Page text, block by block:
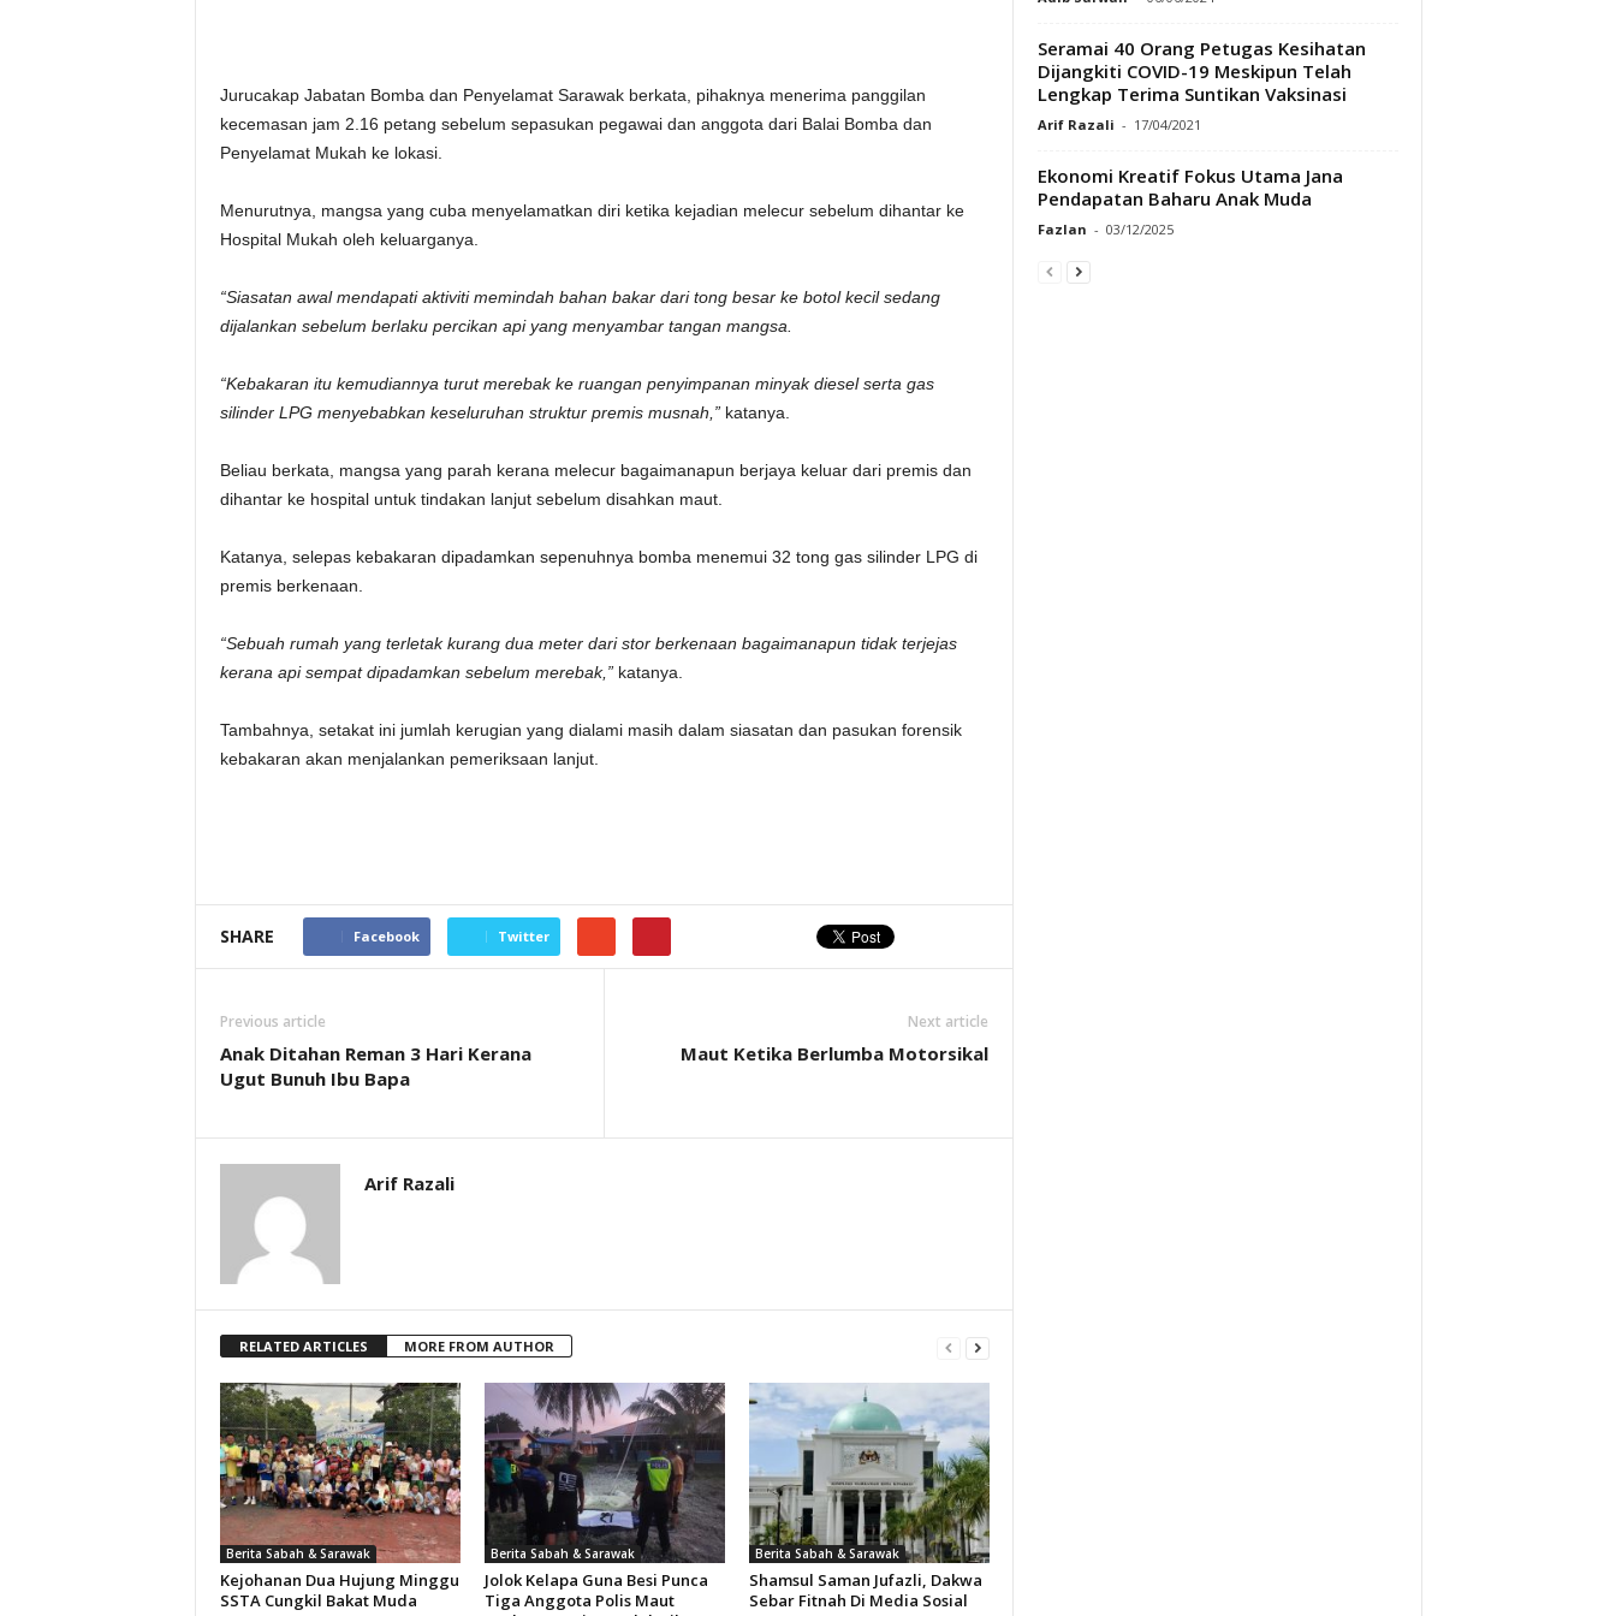
Jurucakap Jabatan Bomba dan Penyelamat Sarawak berkata, pihaknya menerima panggilan
kecemasan jam 2.16 petang sebelum sepasukan pegawai dan anggota dari Balai Bomba dan
Penyelamat Mukah ke lokasi.
Menurutnya, mangsa yang cuba menyelamatkan diri ketika kejadian melecur sebelum dihantar ke
Hospital Mukah oleh keluarganya.
“Siasatan awal mendapati aktiviti memindah bahan bakar dari tong besar ke botol kecil sedang
dijalankan sebelum berlaku percikan api yang menyambar tangan mangsa.
“Kebakaran itu kemudiannya turut merebak ke ruangan penyimpanan minyak diesel serta gas
silinder LPG menyebabkan keseluruhan struktur premis musnah,”katanya.
Beliau berkata, mangsa yang parah kerana melecur bagaimanapun berjaya keluar dari premis dan
dihantar ke hospital untuk tindakan lanjut sebelum disahkan maut.
Katanya, selepas kebakaran dipadamkan sepenuhnya bomba menemui 32 tong gas silinder LPG di
premis berkenaan.
“Sebuah rumah yang terletak kurang dua meter dari stor berkenaan bagaimanapun tidak terjejas
kerana api sempat dipadamkan sebelum merebak,”katanya.
Tambahnya, setakat ini jumlah kerugian yang dialami masih dalam siasatan dan pasukan forensik
kebakaran akan menjalankan pemeriksaan lanjut.
SHARE Facebook Twitter
Previous article
Anak Ditahan Reman 3 Hari Kerana
Ugut Bunuh Ibu Bapa
Next article
Maut Ketika Berlumba Motorsikal
Arif Razali
RELATED ARTICLES MORE FROM AUTHOR
Berita Sabah & Sarawak
Kejohanan Dua Hujung Minggu
SSTA Cungkil Bakat Muda
Berita Sabah & Sarawak
Jolok Kelapa Guna Besi Punca
Tiga Anggota Polis Maut
Berita Sabah & Sarawak
Shamsul Saman Jufazli, Dakwa
Sebar Fitnah Di Media Sosial
Seramai 40 Orang Petugas Kesihatan
Dijangkiti COVID-19 Meskipun Telah
Lengkap Terima Suntikan Vaksinasi
Arif Razali - 17/04/2021
Ekonomi Kreatif Fokus Utama Jana
Pendapatan Baharu Anak Muda
Fazlan - 03/12/2025